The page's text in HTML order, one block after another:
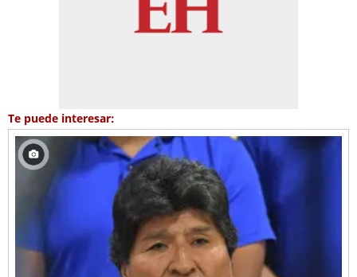
Te puede interesar: